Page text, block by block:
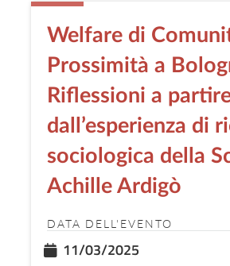
Welfare di
Prossimità a
Riflessioni a
dall’esperienza di
sociologica della
Achille Ardigò
DATA DELL'EVENTO
11/03/2025